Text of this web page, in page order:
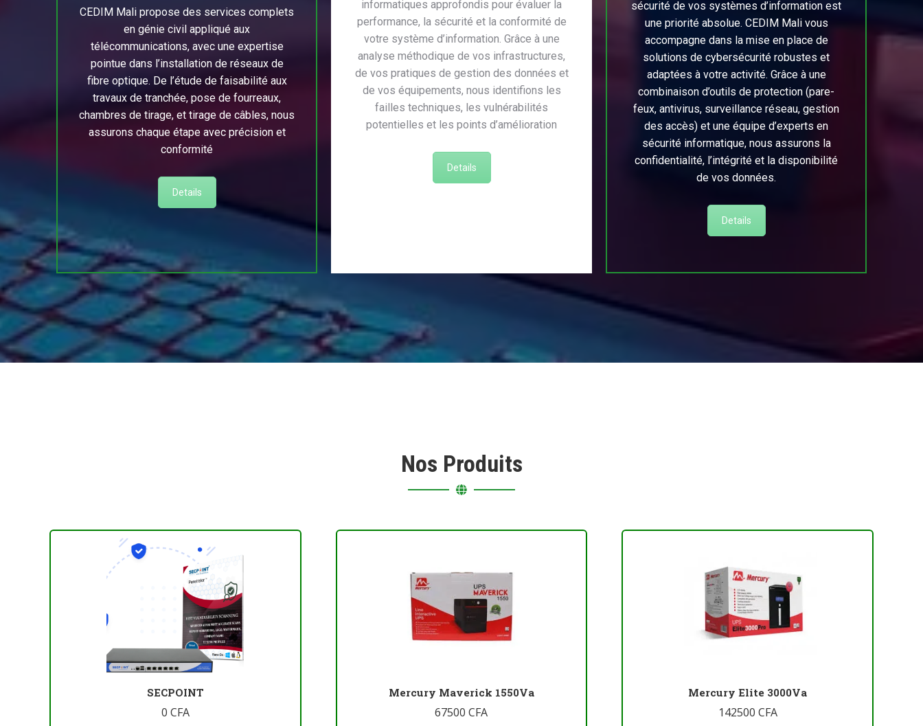
CEDIM Mali propose des services complets
en génie civil appliqué aux
télécommunications, avec une expertise
pointue dans l’installation de réseaux de
fibre optique. De l’étude de faisabilité aux
travaux de tranchée, pose de fourreaux,
chambres de tirage, et tirage de câbles, nous
assurons chaque étape avec précision et
conformité
Details
informatiques approfondis pour évaluer la
performance, la sécurité et la conformité de
votre système d’information. Grâce à une
analyse méthodique de vos infrastructures,
de vos pratiques de gestion des données et
de vos équipements, nous identifions les
failles techniques, les vulnérabilités
potentielles et les points d’amélioration
Details
sécurité de vos systèmes d’information est
une priorité absolue. CEDIM Mali vous
accompagne dans la mise en place de
solutions de cybersécurité robustes et
adaptées à votre activité. Grâce à une
combinaison d’outils de protection (pare-
feux, antivirus, surveillance réseau, gestion
des accès) et une équipe d’experts en
sécurité informatique, nous assurons la
confidentialité, l’intégrité et la disponibilité
de vos données.
Details
Nos Produits
SECPOINT
0 CFA
Mercury Maverick 1550Va
67500CFA
Mercury Elite 3000Va
142500 CFA